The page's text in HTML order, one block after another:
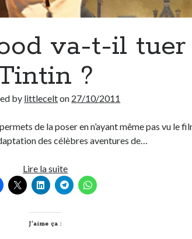
va-t-il tuer
?
by littlecelton 27/10/2011
de la poser en n’ayant même pas vu le
des célèbres aventures de…
Lire la suiteHollywood
va-
t-
J’aime ça :